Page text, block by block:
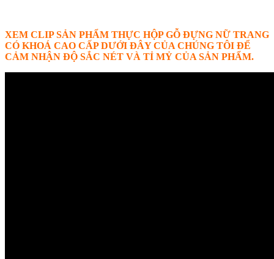
XEM CLIP SẢN PHẨM THỰC HỘP GỖ ĐỰNG NỮ TRANG
CÓ KHOÁ CAO CẤP DƯỚI ĐÂY CỦA CHÚNG TÔI ĐỂ
CẢM NHẬN ĐỘ SẮC NÉT VÀ TỈ MỶ CỦA SẢN PHẨM.